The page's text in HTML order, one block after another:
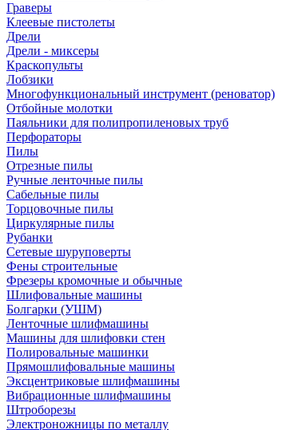
Граверы
Клеевые пистолеты
Дрели
Дрели - миксеры
Краскопульты
Лобзики
Многофункциональный инструмент (реноватор)
Отбойные молотки
Паяльники для полипропиленовых труб
Перфораторы
Пилы
Отрезные пилы
Ручные ленточные пилы
Сабельные пилы
Торцовочные пилы
Циркулярные пилы
Рубанки
Сетевые шуруповерты
Фены строительные
Фрезеры кромочные и обычные
Шлифовальные машины
Болгарки (УШМ)
Ленточные шлифмашины
Машины для шлифовки стен
Полировальные машинки
Прямошлифовальные машины
Эксцентриковые шлифмашины
Вибрационные шлифмашины
Штроборезы
Электроножницы по металлу